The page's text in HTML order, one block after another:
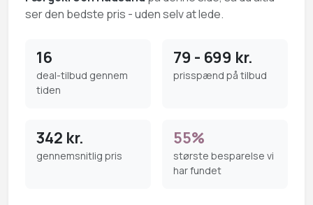
ser den bedste pris - uden selv at lede.
16
deal-tilbud gennem
tiden
79 - 699 kr.
prisspænd på tilbud
342 kr.
gennemsnitlig pris
55%
største besparelse vi
har fundet